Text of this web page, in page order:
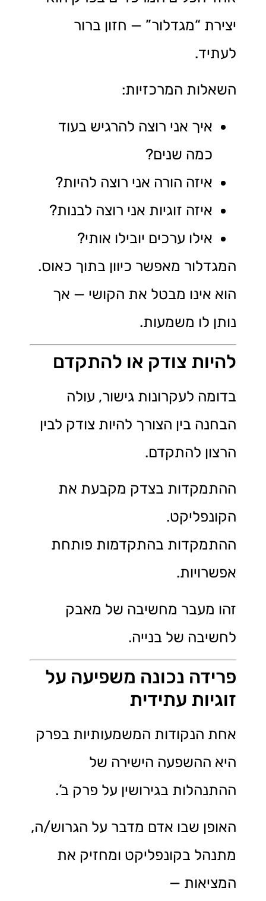
יצירת “מגדלור” — חזון ברור
לעתיד.
השאלות המרכזיות:
איך אני רוצה להרגיש בעוד
כמה שנים?
איזה הורה אני רוצה להיות?
איזה זוגיות אני רוצה לבנות?
אילו ערכים יובילו אותי?
המגדלור מאפשר כיוון בתוך כאוס.
הוא אינו מבטל את הקושי — אך
נותן לו משמעות.
להיות צודק או להתקדם
בדומה לעקרונות גישור, עולה
הבחנה בין הצורך להיות צודק לבין
הרצון להתקדם.
ההתמקדות בצדק מקבעת את
הקונפליקט.
ההתמקדות בהתקדמות פותחת
אפשרויות.
זהו מעבר מחשיבה של מאבק
לחשיבה של בנייה.
פרידה נכונה משפיעה על
זוגיות עתידית
אחת הנקודות המשמעותיות בפרק
היא ההשפעה הישירה של
ההתנהלות בגירושין על פרק ב’.
האופן שבו אדם מדבר על הגרוש/ה,
מתנהל בקונפליקט ומחזיק את
המציאות —